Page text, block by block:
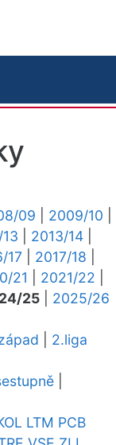
09 2009/10
2013/14
17 2017/18
21 2021/22
25
2025/26
2.liga
LTM PCB